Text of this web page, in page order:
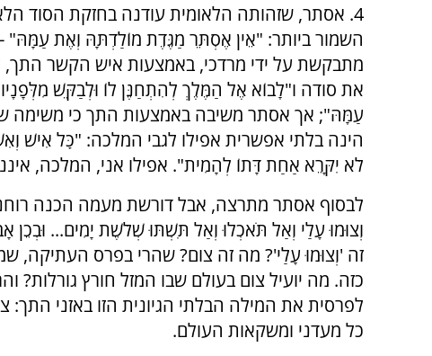
4. אסתר, שזהותה הלאומית עודנה בחזקת הסוד
השמור ביותר: "אֵין אֶסְתֵּר מַגֶּדֶת מוֹלַדְתָּהּ וְאֶת עַמָּהּ" -
מתבקשת על ידי מרדכי, באמצעות איש הקשר
את סודה ו"לָבוֹא אֶל הַמֶּלֶךְ לְהִתְחַנֶּן לוֹ וּלְבַקֵּשׁ
עַמָּהּ"; אך אסתר משיבה באמצעות התך כי משימה
הינה בלתי אפשרית אפילו לגבי המלכה: "כׇּל אִישׁ
לֹא יִקָּרֵא אַחַת דָּתוֹ לְהָמִית". אפילו אני, המלכה,
לבסוף אסתר מתרצה, אבל דורשת מעמה הכנה
וְצוּמוּ עָלַי וְאַל תֹּאכְלוּ וְאַל תִּשְׁתּוּ שְׁלֹשֶׁת יָמִים...
זה 'וְצוּמוּ עָלַי'? מה זה צום? שהרי בפרס העתיקה,
כזה. מה יועיל צום בעולם שבו המזל חורץ גורלות?
לפרסית את המילה הבלתי הגיונית הזו באזני
כל מעדני ומשקאות העולם.